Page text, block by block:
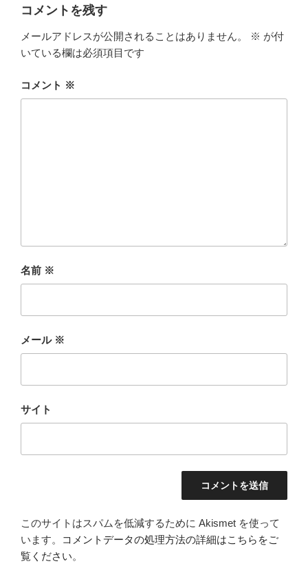
コメントを残す
メールアドレスが公開されることはありません。 ※ が付
いている欄は必須項目です
コメント ※
名前 ※
メール ※
サイト
このサイトはスパムを低減するために Akismet を使って
います。
コメントデータの処理方法の詳細はこちらをご
覧ください。